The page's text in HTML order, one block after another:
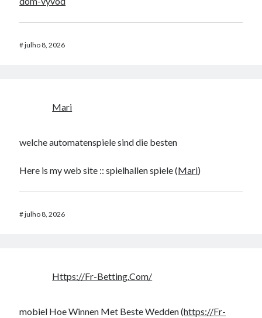
#julho 8, 2026
Mari
welche automatenspiele sind die besten
Here is my web site :: spielhallen spiele (Mari)
#julho 8, 2026
Https://Fr-Betting.Com/
mobiel Hoe Winnen Met Beste Wedden (https://Fr-